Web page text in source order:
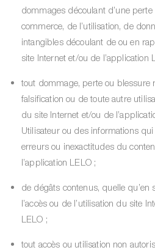
dommages découlant d’une
commerce, de l’utilisation, de
intangibles découlant de ou en
site Internet et/ou de l’application
tout dommage, perte ou blessure
falsification ou de toute autre
du site Internet et/ou de
Utilisateur ou des informations
erreurs ou inexactitudes du
l’application LELO ;
de dégâts contenus, quelle qu’en
l’accès ou de l’utilisation du site
LELO ;
tout accès ou utilisation non